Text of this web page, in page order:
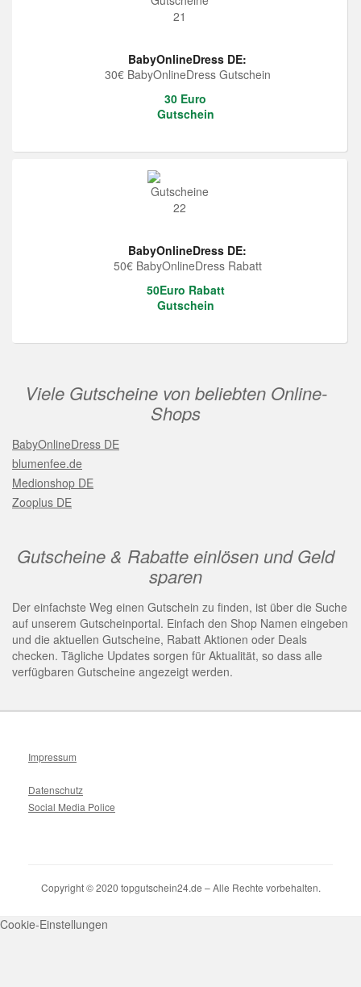
BabyOnlineDress DE:
30€ BabyOnlineDress Gutschein
30 Euro
Gutschein
BabyOnlineDress DE:
50€ BabyOnlineDress Rabatt
50Euro Rabatt
Gutschein
Viele Gutscheine von beliebten Online-
Shops
BabyOnlineDress DE
blumenfee.de
Medionshop DE
Zooplus DE
Gutscheine & Rabatte einlösen und Geld
sparen
Der einfachste Weg einen Gutschein zu finden, ist über die Suche
auf unserem Gutscheinportal. Einfach den Shop Namen eingeben
und die aktuellen Gutscheine, Rabatt Aktionen oder Deals
checken. Tägliche Updates sorgen für Aktualität, so dass alle
verfügbaren Gutscheine angezeigt werden.
Impressum
Datenschutz
Social Media Police
Copyright © 2020 topgutschein24.de – Alle Rechte vorbehalten.
Cookie-Einstellungen